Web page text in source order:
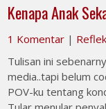
Kenapa Anak
1 Komentar |
Tulisan ini
media..tapi belum
POV-ku tentang